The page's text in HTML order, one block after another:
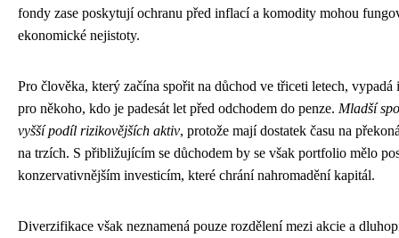
fondy zase poskytují ochranu před inflací a komodity mohou
ekonomické nejistoty.
Pro člověka, který začína spořit na důchod ve třiceti letech,
pro někoho, kdo je padesát let před odchodem do penze. Mladší
vyšší podíl rizikovějších aktiv, protože mají dostatek času na
na trzích. S přibližujícím se důchodem by se však portfolio mělo
konzervativnějším investicím, které chrání nahromadění kapitál.
Diverzifikace však neznamená pouze rozdělení mezi akcie a